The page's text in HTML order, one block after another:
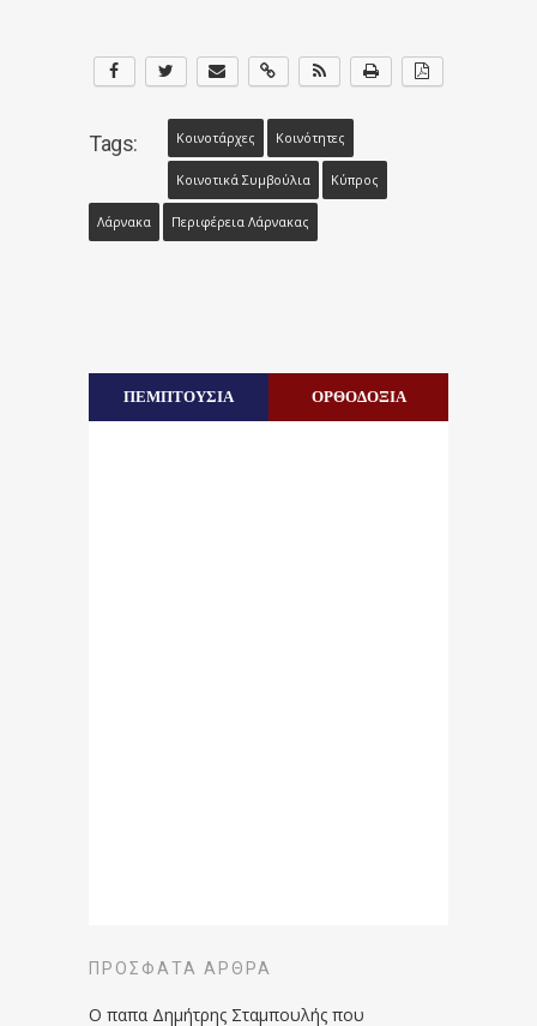
Tags: Κοινοτάρχες Κοινότητες
Κοινοτικά Συμβούλια Κύπρος
Λάρνακα Περιφέρεια Λάρνακας
ΠΕΜΠΤΟΥΣΙΑ ΟΡΘΟΔΟΞΙΑ
ΠΡΌΣΦΑΤΑ ΆΡΘΡΑ
Ο παπα Δημήτρης Σταμπουλής που